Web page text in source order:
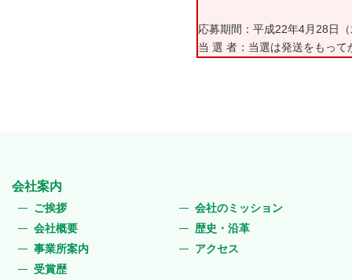
応募期間：平成22年4月28日
当 選 者：当選は発送をもっ
会社案内
ご挨拶
会社のミッション
会社概要
歴史・沿革
事業所案内
アクセス
受賞歴